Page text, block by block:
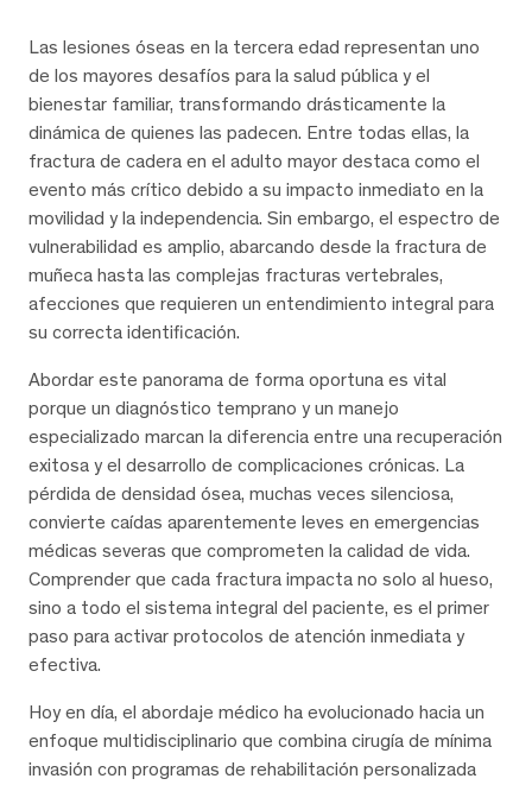
Las lesiones óseas en la tercera edad representan uno
de los mayores desafíos para la salud pública y el
bienestar familiar, transformando drásticamente la
dinámica de quienes las padecen. Entre todas ellas, la
fractura de cadera en el adulto mayor destaca como el
evento más crítico debido a su impacto inmediato en la
movilidad y la independencia. Sin embargo, el espectro de
vulnerabilidad es amplio, abarcando desde la fractura de
muñeca hasta las complejas fracturas vertebrales,
afecciones que requieren un entendimiento integral para
su correcta identificación.
Abordar este panorama de forma oportuna es vital
porque un diagnóstico temprano y un manejo
especializado marcan la diferencia entre una recuperación
exitosa y el desarrollo de complicaciones crónicas. La
pérdida de densidad ósea, muchas veces silenciosa,
convierte caídas aparentemente leves en emergencias
médicas severas que comprometen la calidad de vida.
Comprender que cada fractura impacta no solo al hueso,
sino a todo el sistema integral del paciente, es el primer
paso para activar protocolos de atención inmediata y
efectiva.
Hoy en día, el abordaje médico ha evolucionado hacia un
enfoque multidisciplinario que combina cirugía de mínima
invasión con programas de rehabilitación personalizada